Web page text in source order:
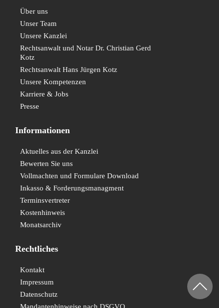
Über uns
Unser Team
Unsere Kanzlei
Rechtsanwalt und Notar Dr. Christian Gerd
Kotz
Rechtsanwalt Hans Jürgen Kotz
Unsere Kompetenzen
Karriere & Jobs
Presse
Informationen
Aktuelles aus der Kanzlei
Bewerten Sie uns
Vollmachten und Formulare Download
Inkasso & Forderungsmanagment
Terminsvertreter
Kostenhinweis
Monatsarchiv
Rechtliches
Kontakt
Impressum
Datenschutz